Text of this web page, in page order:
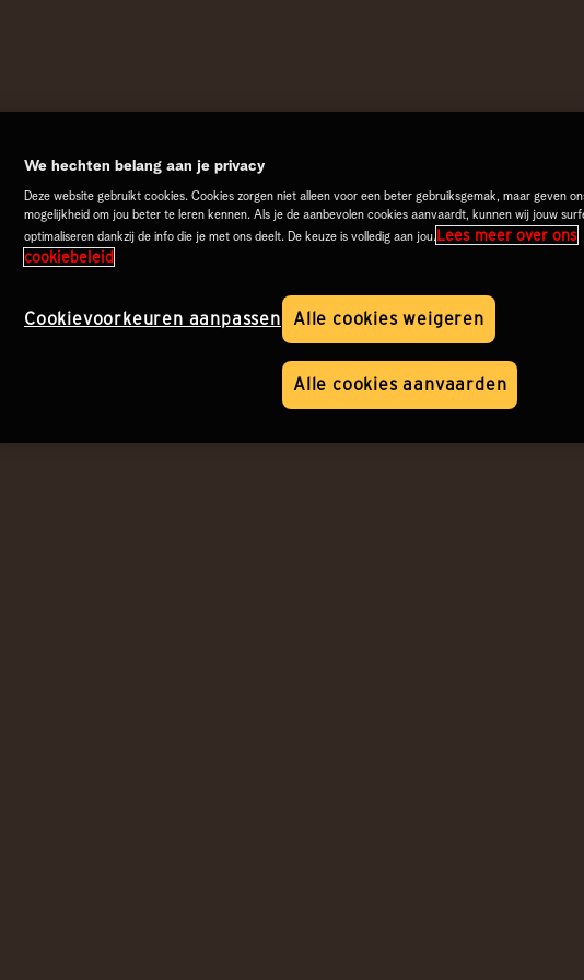
We hechten belang aan je privacy
Deze website gebruikt cookies. Cookies zorgen niet alleen voor een beter gebruiksgemak, maar geven
mogelijkheid om jou beter te leren kennen. Als je de aanbevolen cookies aanvaardt, kunnen wij jouw
optimaliseren dankzij de info die je met ons deelt. De keuze is volledig aan jou.Lees meer over ons
cookiebeleid
Alle cookies weigeren
Alle cookies aanvaarden
Cookievoorkeuren aanpassen